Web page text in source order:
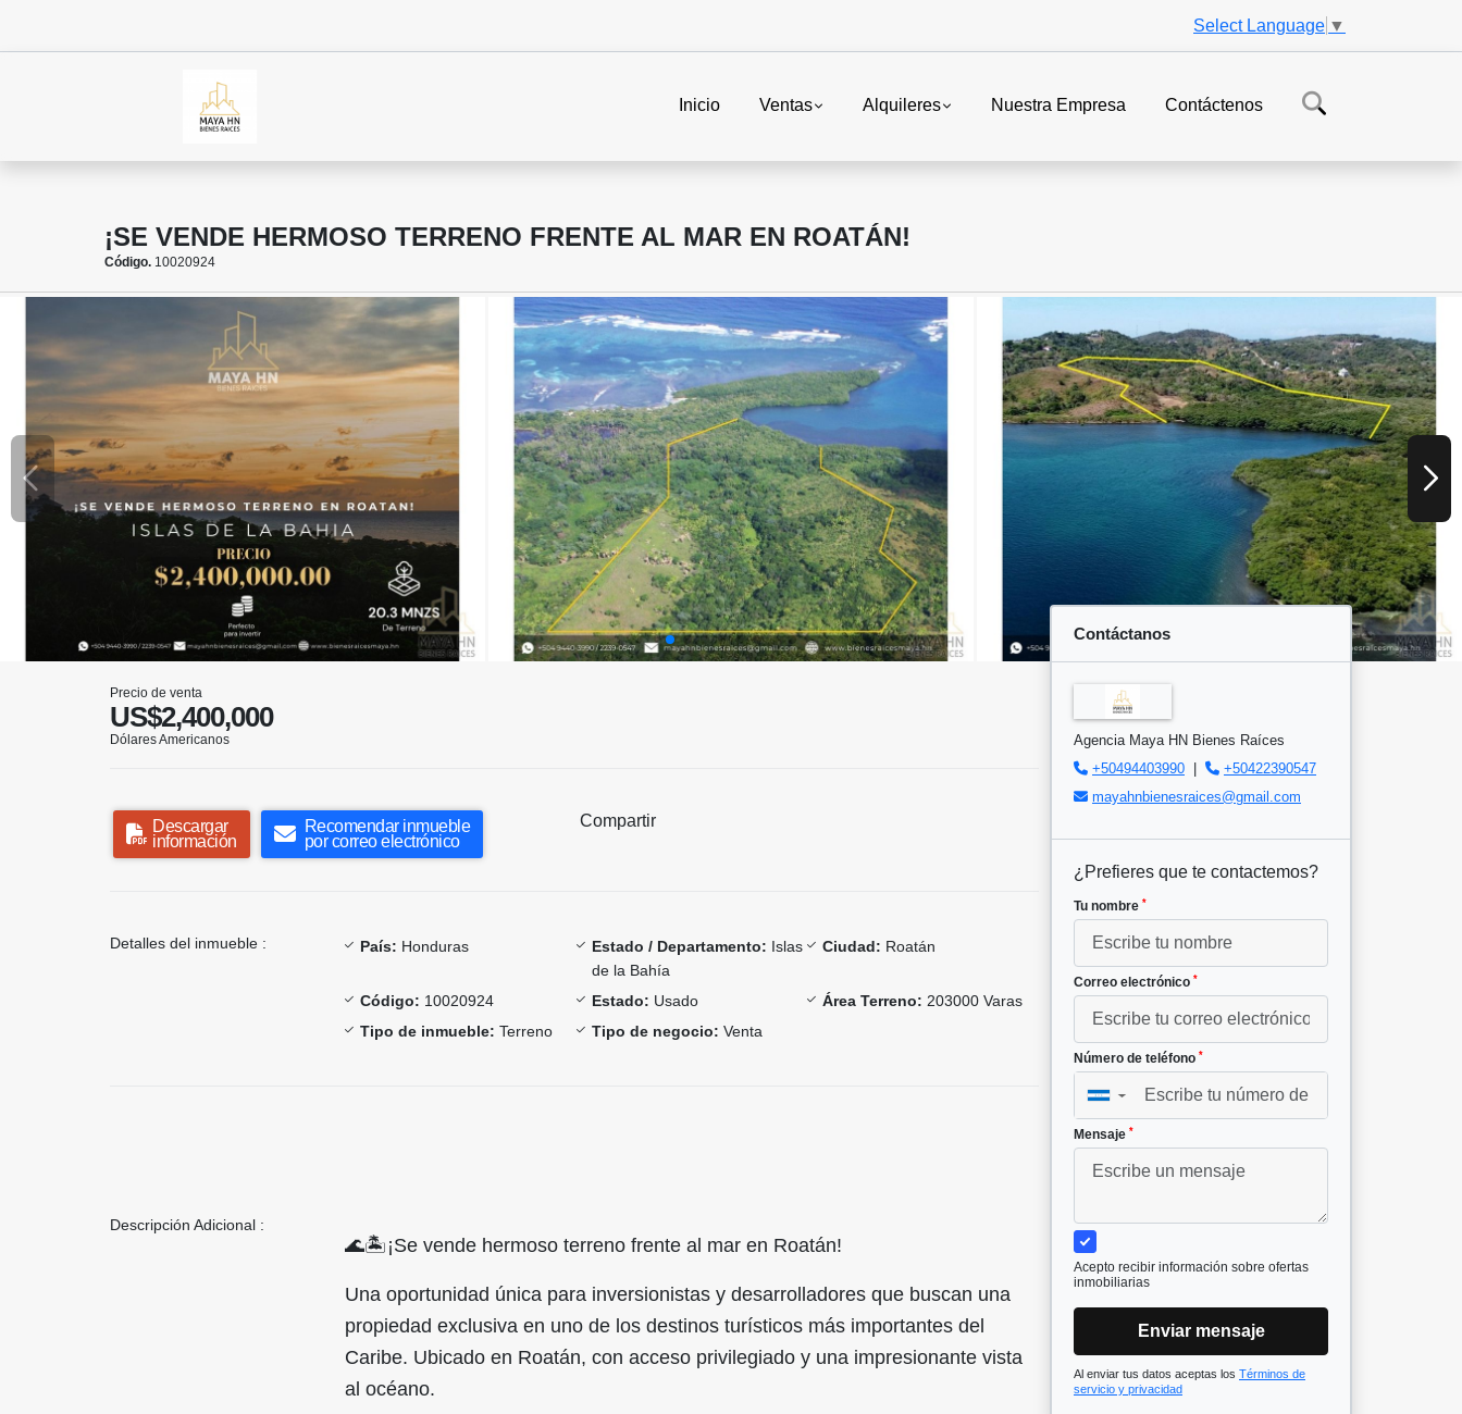
Select Language ▼
Inicio Ventas Alquileres Nuestra Empresa Contáctenos
¡SE VENDE HERMOSO TERRENO FRENTE AL MAR EN ROATÁN!
Código. 10020924
Precio de venta
US$2,400,000
Dólares Americanos
Descargar
información
Recomendar inmueble
por correo electrónico
Compartir
Detalles del inmueble : País: Honduras Estado / Departamento: Islas
de la Bahía
Ciudad: Roatán
Código: 10020924 Estado: Usado Área Terreno: 203000 Varas
Tipo de inmueble: Terreno Tipo de negocio: Venta
Descripción Adicional :
🌊🏝️¡Se vende hermoso terreno frente al mar en Roatán!
Una oportunidad única para inversionistas y desarrolladores que buscan una
propiedad exclusiva en uno de los destinos turísticos más importantes del
Caribe. Ubicado en Roatán, con acceso privilegiado y una impresionante vista
al océano.
Contáctanos
Agencia Maya HN Bienes Raíces
+50494403990
+50422390547
mayahnbienesraices@gmail.com
¿Prefieres que te contactemos?
Tu nombre *
Correo electrónico *
Número de teléfono *
▼
Mensaje *
Acepto recibir información sobre ofertas
inmobiliarias
Enviar mensaje
Al enviar tus datos aceptas los Términos de
servicio y privacidad